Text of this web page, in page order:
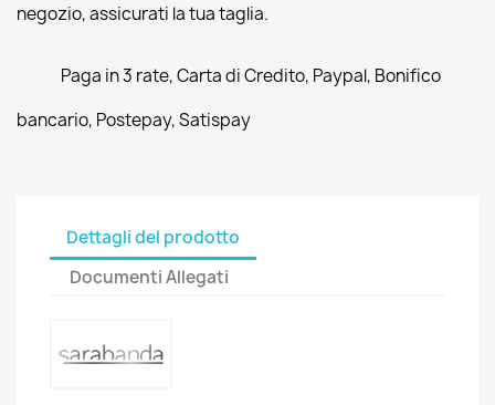
negozio, assicurati la tua taglia.
Paga in 3 rate, Carta di Credito, Paypal, Bonifico
bancario, Postepay, Satispay
Dettagli del prodotto
Documenti Allegati